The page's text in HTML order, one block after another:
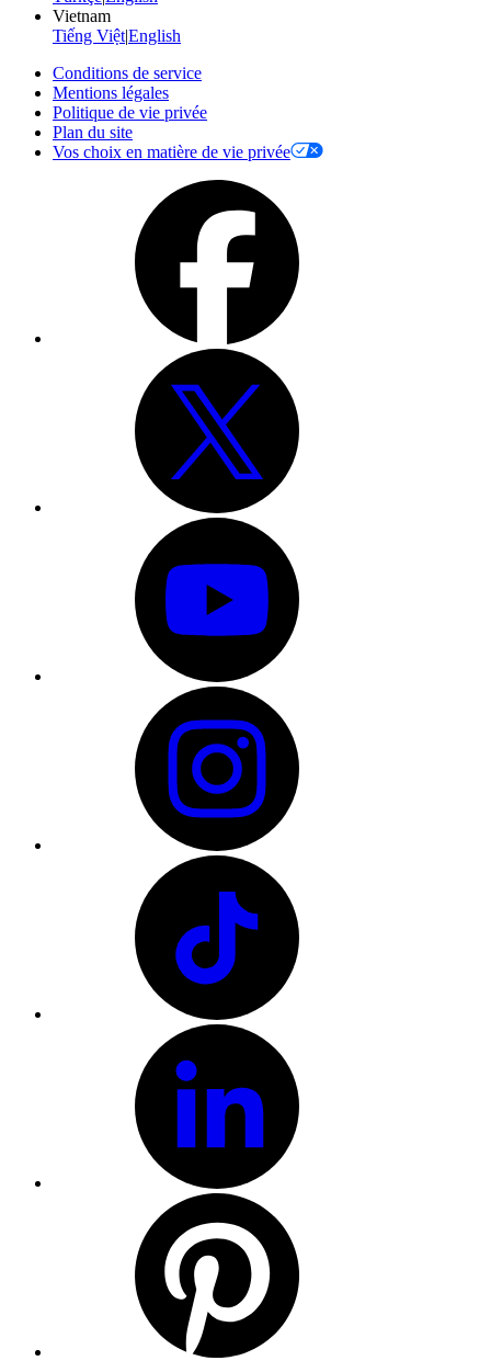
Vietnam
Tiếng Việt|English
Conditions de service
Mentions légales
Politique de vie privée
Plan du site
Vos choix en matière de vie privée